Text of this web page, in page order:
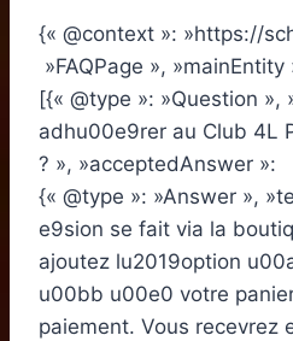
{« @context »: »https://
»FAQPage », »mainEntity
[{« @type »: »Question »,
adhu00e9rer au Club 4L
? », »acceptedAnswer »:
{« @type »: »Answer »,
e9sion se fait via la
ajoutez lu2019option
u00bb u00e0 votre
paiement. Vous recevrez